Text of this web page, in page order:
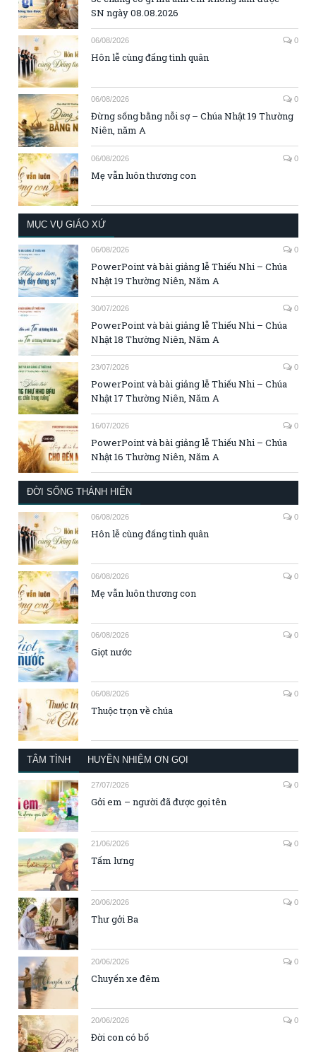
SN ngày 08.08.2026
06/08/2026 0
Hôn lễ cùng đấng tình quân
06/08/2026 0
Đừng sống bằng nỗi sợ – Chúa Nhật 19 Thường
Niên, năm A
06/08/2026 0
Mẹ vẫn luôn thương con
MỤC VỤ GIÁO XỨ
06/08/2026 0
PowerPoint và bài giảng lễ Thiếu Nhi – Chúa
Nhật 19 Thường Niên, Năm A
30/07/2026 0
PowerPoint và bài giảng lễ Thiếu Nhi – Chúa
Nhật 18 Thường Niên, Năm A
23/07/2026 0
PowerPoint và bài giảng lễ Thiếu Nhi – Chúa
Nhật 17 Thường Niên, Năm A
16/07/2026 0
PowerPoint và bài giảng lễ Thiếu Nhi – Chúa
Nhật 16 Thường Niên, Năm A
ĐỜI SỐNG THÁNH HIẾN
06/08/2026 0
Hôn lễ cùng đấng tình quân
06/08/2026 0
Mẹ vẫn luôn thương con
06/08/2026 0
Giọt nước
06/08/2026 0
Thuộc trọn về chúa
TÂM TÌNH HUYỀN NHIỆM ƠN GỌI
27/07/2026 0
Gởi em – người đã được gọi tên
21/06/2026 0
Tấm lưng
20/06/2026 0
Thư gởi Ba
20/06/2026 0
Chuyến xe đêm
20/06/2026 0
Đời con có bố